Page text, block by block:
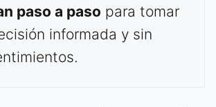
paso a paso para tomar
informada y sin